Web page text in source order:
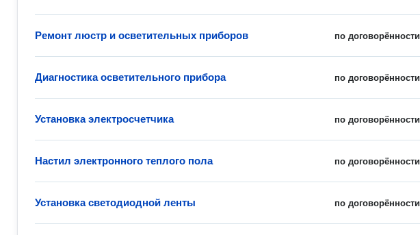
по договорённости
Ремонт люстр и осветительных приборов
по договорённости
Диагностика осветительного прибора
по договорённости
Установка электросчетчика
по договорённости
Настил электронного теплого пола
по договорённости
Установка светодиодной ленты